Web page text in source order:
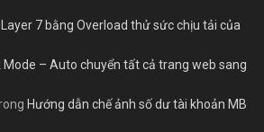
Layer 7 bằng Overload thử sức chịu tải của
Mode – Auto chuyển tất cả trang web sang
Hướng dẫn chế ảnh số dư tài khoản MB